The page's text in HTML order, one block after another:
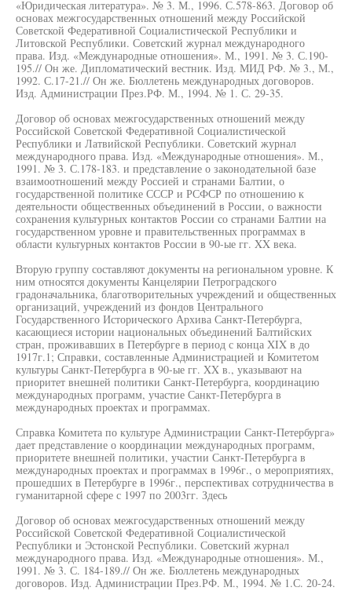
«Юридическая литература». № 3. М., 1996. С.578-863. Договор об
основах межгосударственных отношений между Российской
Советской Федеративной Социалистической Республики и
Литовской Республики. Советский журнал международного
права. Изд. «Международные отношения». М., 1991. № 3. С.190-
195.// Он же. Дипломатический вестник. Изд. МИД РФ. № 3., М.,
1992. С.17-21.// Он же. Бюллетень международных договоров.
Изд. Администрации През.РФ. М., 1994. № 1. С. 29-35.
Договор об основах межгосударственных отношений между
Российской Советской Федеративной Социалистической
Республики и Латвийской Республики. Советский журнал
международного права. Изд. «Международные отношения». М.,
1991. № 3. С.178-183. и представление о законодательной базе
взаимоотношений между Россией и странами Балтии, о
государственной политике СССР и РСФСР по отношению к
деятельности общественных объединений в России, о важности
сохранения культурных контактов России со странами Балтии на
государственном уровне и правительственных программах в
области культурных контактов России в 90-ые гг. XX века.
Вторую группу составляют документы на региональном уровне. К
ним относятся документы Канцелярии Петроградского
градоначальника, благотворительных учреждений и общественных
организаций, учреждений из фондов Центрального
Государственного Исторического Архива Санкт-Петербурга,
касающиеся истории национальных объединений Балтийских
стран, проживавших в Петербурге в период с конца XIX в до
1917г.1; Справки, составленные Администрацией и Комитетом
культуры Санкт-Петербурга в 90-ые гг. XX в., указывают на
приоритет внешней политики Санкт-Петербурга, координацию
международных программ, участие Санкт-Петербурга в
международных проектах и программах.
Справка Комитета по культуре Администрации Санкт-Петербурга»
дает представление о координации международных программ,
приоритете внешней политики, участии Санкт-Петербурга в
международных проектах и программах в 1996г., о мероприятиях,
прошедших в Петербурге в 1996г., перспективах сотрудничества в
гуманитарной сфере с 1997 по 2003гг. Здесь
Договор об основах межгосударственных отношений между
Российской Советской Федеративной Социалистической
Республики и Эстонской Республики. Советский журнал
международного права. Изд. «Международные отношения». М.,
1991. № 3. С. 184-189.// Он же. Бюллетень международных
договоров. Изд. Администрации През.РФ. М., 1994. № 1.С. 20-24.